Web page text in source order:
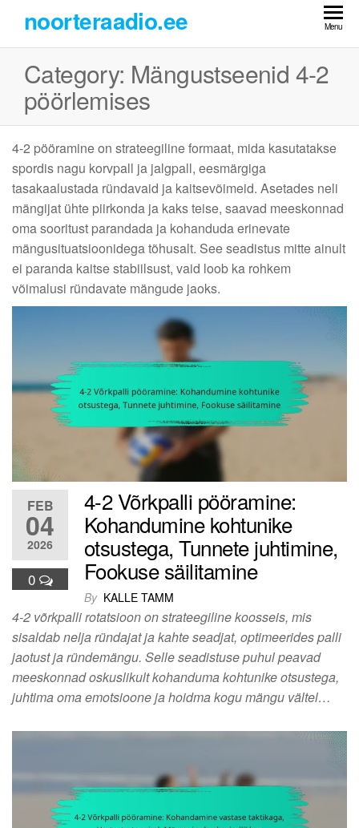
the
content
noorteraadio.ee Menu
Category: Mängustseenid 4-2
pöörlemises
4-2 pööramine on strateegiline formaat, mida kasutatakse
spordis nagu korvpall ja jalgpall, eesmärgiga
tasakaalustada ründavaid ja kaitsevõimeid. Asetades neli
mängijat ühte piirkonda ja kaks teise, saavad meeskonnad
oma sooritust parandada ja kohanduda erinevate
mängusituatsioonidega tõhusalt. See seadistus mitte ainult
ei paranda kaitse stabiilsust, vaid loob ka rohkem
võimalusi ründavate mängude jaoks.
FEB
04
2026
0
4-2 Võrkpalli pööramine:
Kohandumine kohtunike
otsustega, Tunnete juhtimine,
Fookuse säilitamine
By KALLE TAMM
4-2 võrkpalli rotatsioon on strateegiline koosseis, mis
sisaldab nelja ründajat ja kahte seadjat, optimeerides palli
jaotust ja ründemängu. Selle seadistuse puhul peavad
meeskonnad oskuslikult kohanduma kohtunike otsustega,
juhtima oma emotsioone ja hoidma kogu mängu vältel…